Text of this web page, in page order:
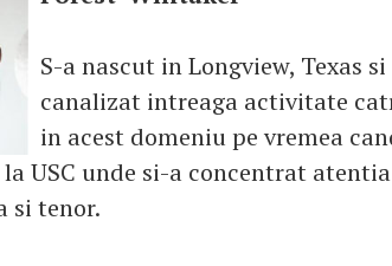
S-a nascut in Longview, Texas
canalizat intreaga activitate
in acest domeniu pe vremea
USC unde si-a concentrat
si tenor.